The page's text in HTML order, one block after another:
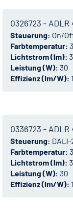
0326723 -
Steuerung: On/
Farbtemperatur:
Lichtstrom (lm):
Leistung (W): 30
Effizienz (lm/W):
0336723 -
Steuerung: DALI-
Farbtemperatur:
Lichtstrom (lm):
Leistung (W): 30
Effizienz (lm/W):